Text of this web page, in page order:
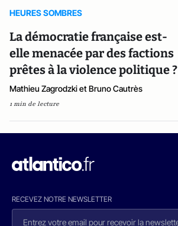
HEURES SOMBRES
La démocratie française est-
elle menacée par des factions
prêtes à la violence politique ?
Mathieu Zagrodzki et Bruno Cautrès
1 min de lecture
RECEVEZ NOTRE NEWSLETTER